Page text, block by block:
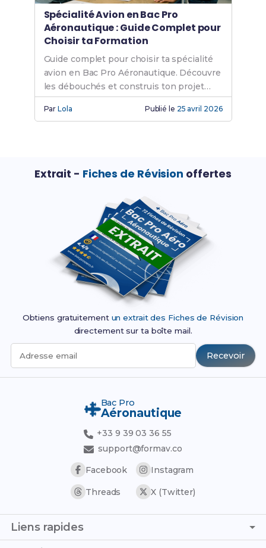
Spécialité Avion en Bac Pro
Aéronautique : Guide Complet pour
Choisir ta Formation
Guide complet pour choisir ta spécialité
avion en Bac Pro Aéronautique. Découvre
les débouchés et construis ton projet
professionnel.
ParLola Publié le 25 avril 2026
Extrait - Fiches de Révision offertes
Obtiens gratuitement un extrait des Fiches de Révision
directement sur ta boîte mail.
Adresse email Recevoir
Bac Pro
Aéronautique
+33 9 39 03 36 55
support@formav.co
Facebook
Instagram
Threads X (Twitter)
Liens rapides